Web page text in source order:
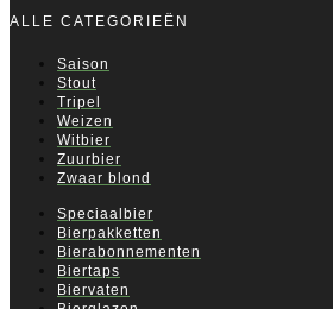
ALLE CATEGORIEËN
Saison
Stout
Tripel
Weizen
Witbier
Zuurbier
Zwaar blond
Speciaalbier
Bierpakketten
Bierabonnementen
Biertaps
Biervaten